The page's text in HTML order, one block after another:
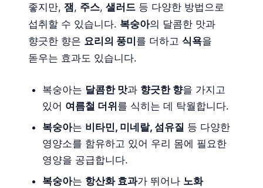
좋지만, 잼, 주스, 샐러드 등 다양한 방법으로
섭취할 수 있습니다. 복숭아의 달콤한 맛과
향긋한 향은 요리의 풍미 를 더하고 식욕을
돋우는 효과도 있습니다.
복숭아는 달콤한 맛과 향긋한 향을 가지고
있어 여름철 더위 를 식히는 데 탁월합니다.
복숭아는 비타민, 미네랄, 섬유질 등 다양한
영양소를 함유하고 있어 우리 몸에 필요한
영양을 공급합니다.
복숭아는 항산화 효과가 뛰어나 노화